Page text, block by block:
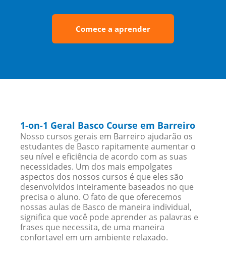
Comece a aprender
1-on-1 Geral Basco Course em Barreiro
Nosso cursos gerais em Barreiro ajudarão os
estudantes de Basco rapitamente aumentar o
seu nível e eficiência de acordo com as suas
necessidades. Um dos mais empolgates
aspectos dos nossos cursos é que eles são
desenvolvidos inteiramente baseados no que
precisa o aluno. O fato de que oferecemos
nossas aulas de Basco de maneira individual,
significa que você pode aprender as palavras e
frases que necessita, de uma maneira
confortavel em um ambiente relaxado.